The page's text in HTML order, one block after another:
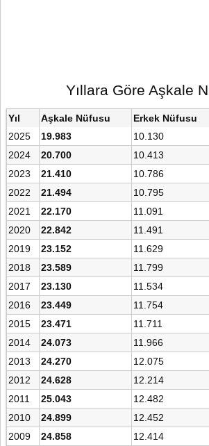
Yıllara Göre Aşkale
Yıl Aşkale Nüfusu Erkek Nüfusu
2025
19.983 10.130
2024
20.700 10.413
2023
21.410 10.786
2022
21.494 10.795
2021
22.170 11.091
2020
22.842 11.491
2019
23.152 11.629
2018
23.589 11.799
2017
23.130 11.534
2016
23.449 11.754
2015
23.471 11.711
2014
24.073 11.966
2013
24.270 12.075
2012
24.628 12.214
2011
25.043 12.482
2010
24.899 12.452
2009
24.858 12.414